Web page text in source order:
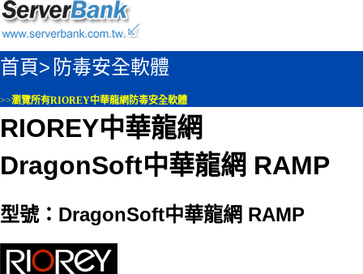
首頁> 防毒安全軟體
>>瀏覽所有RIOREY中華龍網防毒安全軟體
RIOREY中華龍網
DragonSoft中華龍網 RAMP
型號：DragonSoft中華龍網 RAMP